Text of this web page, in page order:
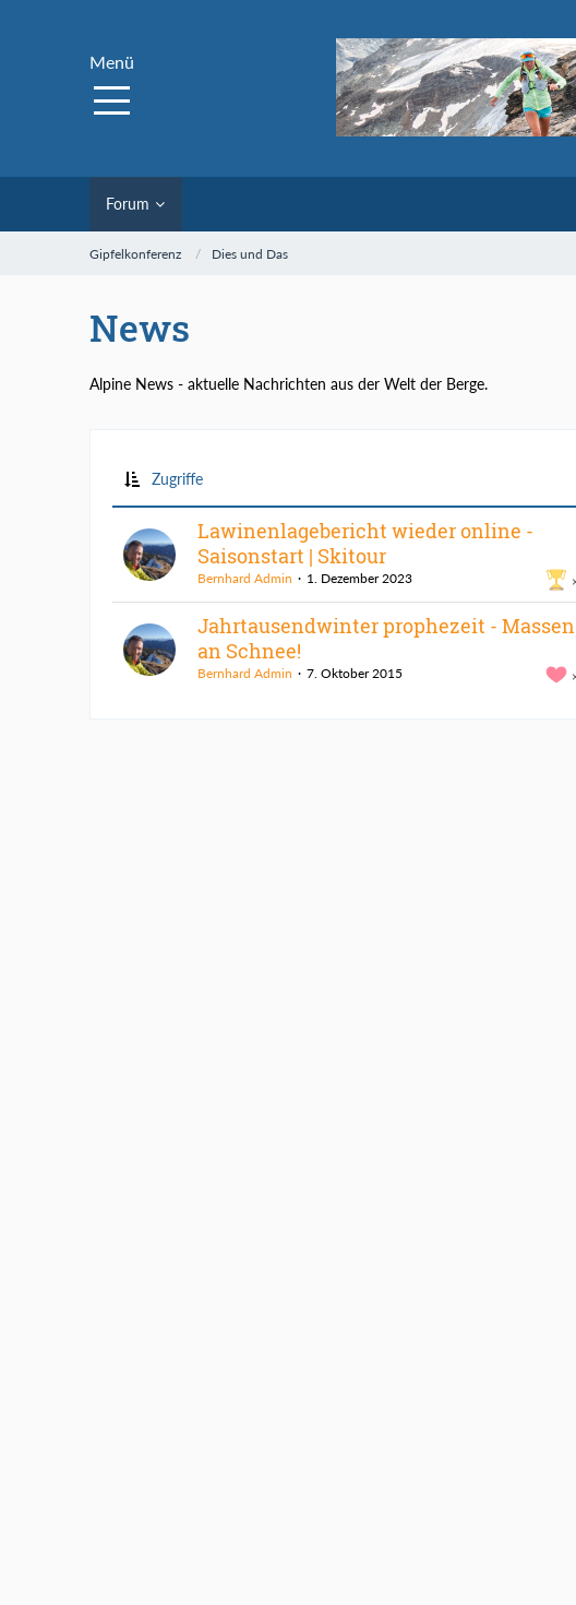
Menü
Forum
Gipfelkonferenz Dies und Das
News
Alpine News - aktuelle Nachrichten aus der Welt der Berge.
Zugriffe
Lawinenlagebericht wieder online -
Saisonstart | Skitour
Bernhard Admin 1. Dezember 2023
Jahrtausendwinter prophezeit - Massen
an Schnee!
Bernhard Admin 7. Oktober 2015